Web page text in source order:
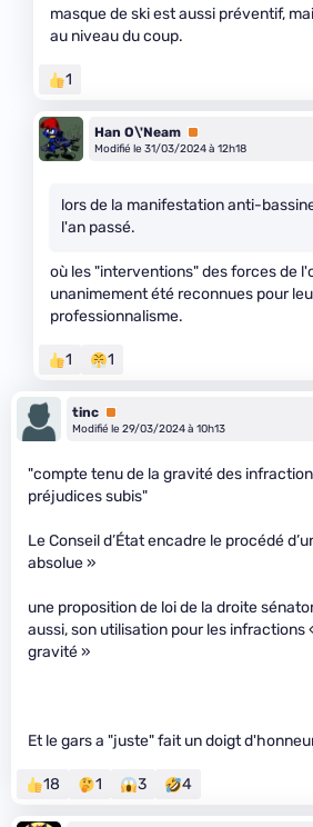
masque de ski est aussi préventif,
au niveau du coup.
1
Han O\'Neam Premium
Modifié le 31/03/2024 à 12h18
lors de la manifestation anti-
l'an passé.
où les "interventions" des forces de
unanimement été reconnues pour
professionnalisme.
1 1
tinc Premium
Modifié le 29/03/2024 à 10h13
"compte tenu de la gravité des
préjudices subis"
Le Conseil d’État encadre le procédé
absolue »
une proposition de loi de la droite
aussi, son utilisation pour les infractions
gravité »
Et le gars a "juste" fait un doigt
18 1 3 4